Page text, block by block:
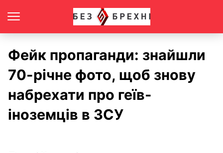
Фейк пропаганди: знайшли
70-річне фото, щоб знову
набрехати про геїв-
іноземців в ЗСУ